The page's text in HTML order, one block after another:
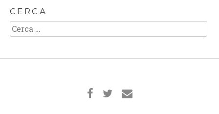
CERCA
Cerca: